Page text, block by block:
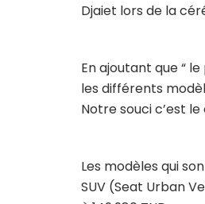
Djaiet lors de la
En ajoutant que “
les différents
Notre souci c’est
Les modèles qui
SUV (Seat Urban